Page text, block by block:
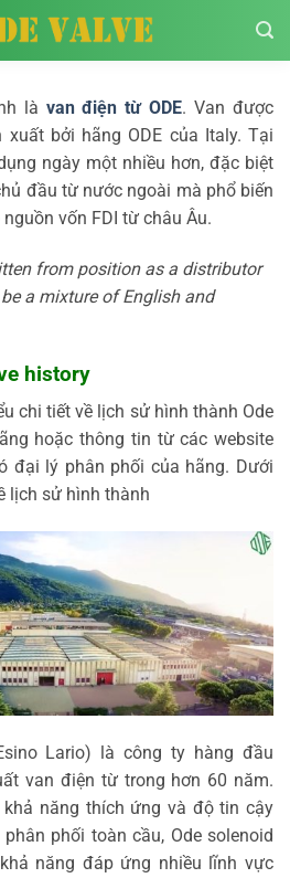
là van điện từ ODE. Van được
bởi hãng ODE của Italy. Tại
ngày một nhiều hơn, đặc biệt
đầu từ nước ngoài mà phổ biến
vốn FDI từ châu Âu.
from position as a distributor
a mixture of English and
history
chi tiết về lịch sử hình thành Ode
hoặc thông tin từ các website
đại lý phân phối của hãng. Dưới
lịch sử hình thành
Lario) là công ty hàng đầu
van điện từ trong hơn 60 năm.
năng thích ứng và độ tin cậy
phối toàn cầu, Ode solenoid
năng đáp ứng nhiều lĩnh vực